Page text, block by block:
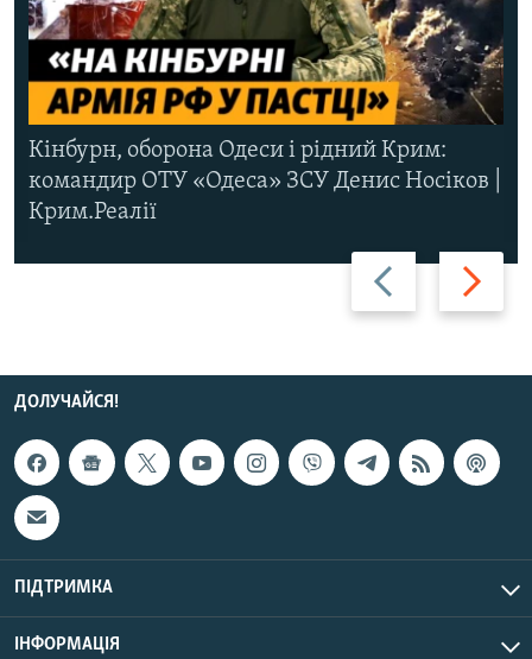
Назад Вперед
Кінбурн, оборона Одеси і рідний Крим:
командир ОТУ «Одеса» ЗСУ Денис Носіков |
Крим.Реалії
ДОЛУЧАЙСЯ!
ПІДТРИМКА
ІНФОРМАЦІЯ